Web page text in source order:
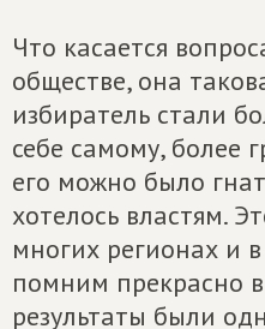
Что касается
обществе, она
избиратель стали
себе самому, более
его можно было
хотелось властям.
многих регионах и
помним прекрасно
результаты были